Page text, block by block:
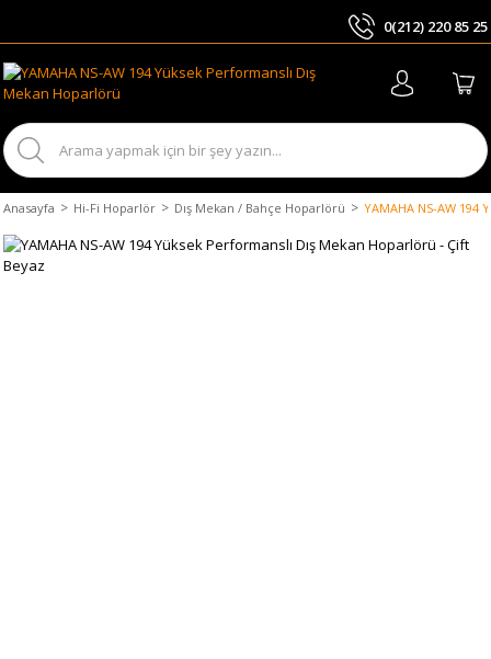
0(212) 220 85 25
Anasayfa Hi-Fi Hoparlör Dış Mekan / Bahçe Hoparlörü YAMAHA NS-AW 194